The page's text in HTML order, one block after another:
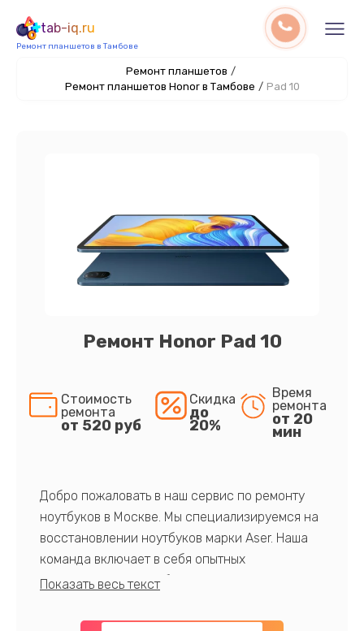
tab-iq.ru
Ремонт планшетов в Тамбове
Ремонт планшетов /
Ремонт планшетов Honor в Тамбове / Pad 10
Ремонт Honor Pad 10
Стоимость
ремонта
от 520 руб
Скидка
до
20%
Время
ремонта
от 20
мин
Добро пожаловать в наш сервис по ремонту
ноутбуков в Москве. Мы специализируемся на
восстановлении ноутбуков марки Aser. Наша
команда включает в себя опытных
профессионалов с обширными знаниями и
предлагаем быстрый и качественный ремонт с